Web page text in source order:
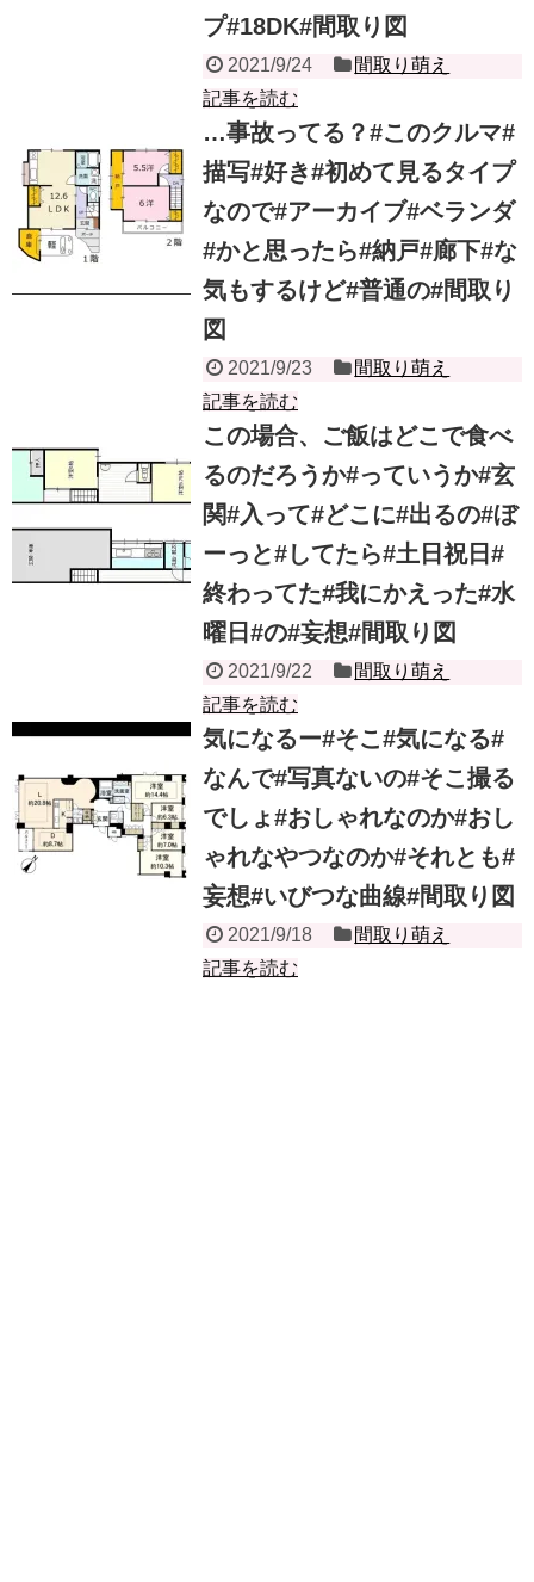
プ#18DK#間取り図
2021/9/24
間取り萌え
記事を読む
…事故ってる？#このクルマ#
描写#好き#初めて見るタイプ
なので#アーカイブ#ベランダ
#かと思ったら#納戸#廊下#な
気もするけど#普通の#間取り
図
2021/9/23
間取り萌え
記事を読む
この場合、ご飯はどこで食べ
るのだろうか#っていうか#玄
関#入って#どこに#出るの#ぼ
ーっと#してたら#土日祝日#
終わってた#我にかえった#水
曜日#の#妄想#間取り図
2021/9/22
間取り萌え
記事を読む
気になるー#そこ#気になる#
なんで#写真ないの#そこ撮る
でしょ#おしゃれなのか#おし
ゃれなやつなのか#それとも#
妄想#いびつな曲線#間取り図
2021/9/18
間取り萌え
記事を読む